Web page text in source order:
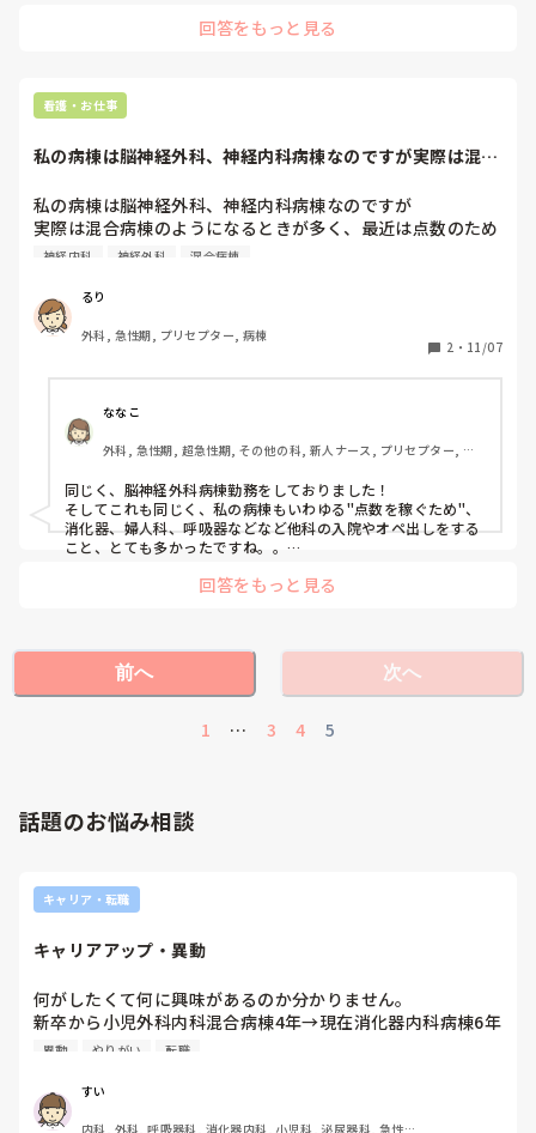
りしていました。知識不足は良くないですが、知らないままで
回答をもっと見る
看護・お仕事
私の病棟は脳神経外科、神経内科病棟なのですが実際は混合
私の病棟は脳神経外科、神経内科病棟なのですが
実際は混合病棟のようになるときが多く、最近は点数のため
に整形外科のオペだしもするようになりました。あまり知識
は、同じようなことはありますか？
神経内科 神経外科 混合病棟
るり
外科, 急性期, プリセプター, 病棟
2 ・ 11/07
ななこ
外科, 急性期, 超急性期, その他の科, 新人ナース, プリセプター, 病
同じく、脳神経外科病棟勤務をしておりました！
そしてこれも同じく、私の病棟もいわゆる"点数を稼ぐため"、
消化器、婦人科、呼吸器などなど他科の入院やオペ出しをする
こと、とても多かったですね。。
ほとんどです！不安だらけでした、、！
回答をもっと見る
前へ
1 … 3 4 5
次へ
話題のお悩み相談
キャリア・転職
キャリアアップ・異動
何がしたくて何に興味があるのか分かりません。
新卒から小児外科内科混合病棟4年→現在消化器内科病棟6年
目。
6年いるので、できないことはないくらい一通り経験できま
した。
異動 やりがい 転職
すい
内科, 外科, 呼吸器科, 消化器内科, 小児科, 泌尿器科, 急性期,